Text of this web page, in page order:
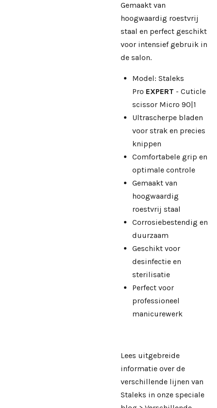
Gemaakt van
hoogwaardig roestvrij
staal en perfect geschikt
voor intensief gebruik in
de salon.
Model: Staleks
Pro EXPERT - Cuticle
scissor Micro 90|1
Ultrascherpe bladen
voor strak en precies
knippen
Comfortabele grip en
optimale controle
Gemaakt van
hoogwaardig
roestvrij staal
Corrosiebestendig en
duurzaam
Geschikt voor
desinfectie en
sterilisatie
Perfect voor
professioneel
manicurewerk
Lees uitgebreide
informatie over de
verschillende lijnen van
Staleks in onze speciale